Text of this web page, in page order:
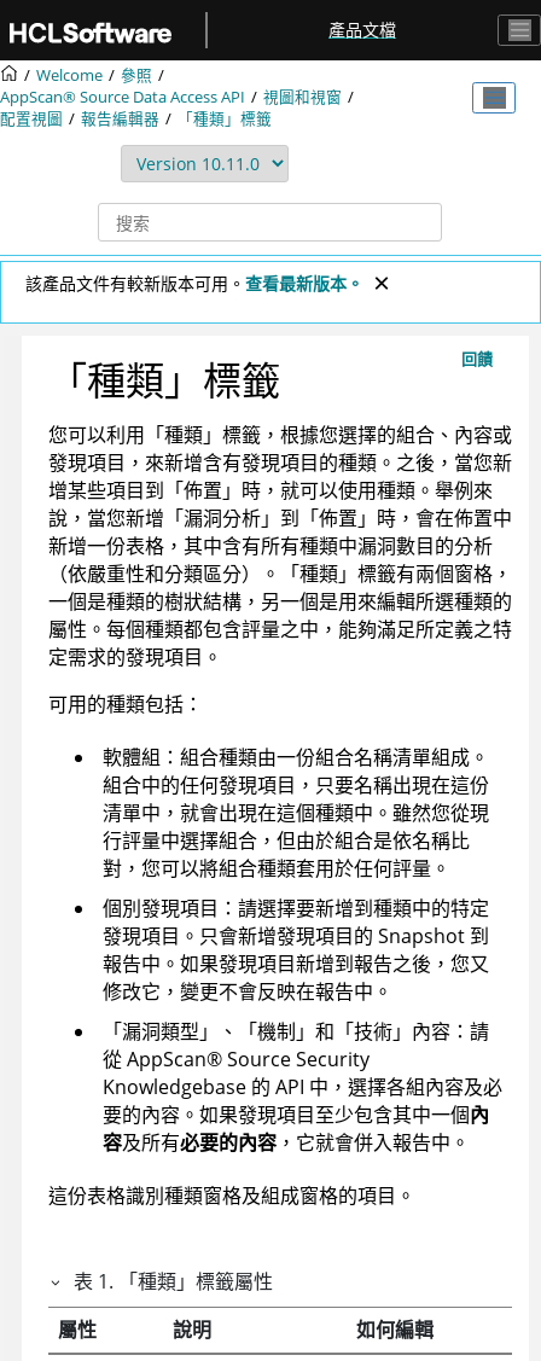
產品文檔
Welcome
參照
AppScan® Source Data Access API
視圖和視窗
配置視圖
報告編輯器 「種類」標籤
該產品文件有較新版本可用。 查看最新版本。
回饋
「種類」標籤
您可以利用「種類」標籤，根據您選擇的組合、內容或
發現項目，來新增含有發現項目的種類。之後，當您新
增某些項目到「佈置」時，就可以使用種類。舉例來
說，當您新增「漏洞分析」到「佈置」時，會在佈置中
新增一份表格，其中含有所有種類中漏洞數目的分析
（依嚴重性和分類區分）。「種類」標籤有兩個窗格，
一個是種類的樹狀結構，另一個是用來編輯所選種類的
屬性。每個種類都包含評量之中，能夠滿足所定義之特
定需求的發現項目。
可用的種類包括：
軟體組：組合種類由一份組合名稱清單組成。
組合中的任何發現項目，只要名稱出現在這份
清單中，就會出現在這個種類中。雖然您從現
行評量中選擇組合，但由於組合是依名稱比
對，您可以將組合種類套用於任何評量。
個別發現項目：請選擇要新增到種類中的特定
發現項目。只會新增發現項目的 Snapshot 到
報告中。如果發現項目新增到報告之後，您又
修改它，變更不會反映在報告中。
「漏洞類型」、「機制」和「技術」內容：請
從AppScan®Source Security
Knowledgebase 的 API 中，選擇各組內容及必
要的內容。如果發現項目至少包含其中一個內
容及所有必要的內容 ，它就會併入報告中。
這份表格識別種類窗格及組成窗格的項目。
表 1.
「種類」標籤屬性
屬性
說明
如何編輯